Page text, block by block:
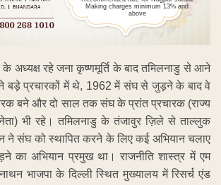
Making charges minimum 13% and
above
के अध्यक्ष रहे जना कृष्णमूर्ति के बाद तमिलनाडु से आने
बड़े प्रचारकों में थे, 1962 में संघ से जुड़ने के बाद वे
बने और दो साल तक संघ के प्रांत प्रचारक (राज्य
भी रहे। तमिलनाडु के तंजावुर ज़िले से ताल्लुक
ने संघ को स्थापित करने के लिए कई अभियान चलाए
का अभियान प्रमुख था। राजनीति शास्त्र में एम
भाजपा के दिल्ली स्थित मुख्यालय में रिसर्च एंड